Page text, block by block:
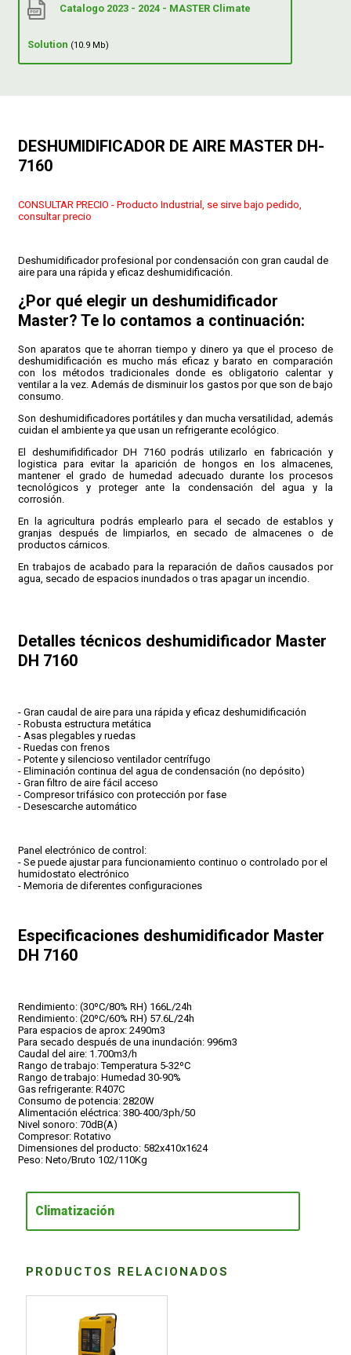
Catalogo 2023 - 2024 - MASTER Climate
Solution (10.9 Mb)
DESHUMIDIFICADOR DE AIRE MASTER DH-
7160
CONSULTAR PRECIO - Producto Industrial, se sirve bajo pedido,
consultar precio
Deshumidificador profesional por condensación con gran caudal de
aire para una rápida y eficaz deshumidificación.
¿Por qué elegir un deshumidificador
Master? Te lo contamos a continuación:
Son aparatos que te ahorran tiempo y dinero ya que el proceso de
deshumidificación es mucho más eficaz y barato en comparación
con los métodos tradicionales donde es obligatorio calentar y
ventilar a la vez. Además de disminuir los gastos por que son de bajo
consumo.
Son deshumidificadores portátiles y dan mucha versatilidad, además
cuidan el ambiente ya que usan un refrigerante ecológico.
El deshumifidificador DH 7160 podrás utilizarlo en fabricación y
logistica para evitar la aparición de hongos en los almacenes,
mantener el grado de humedad adecuado durante los procesos
tecnológicos y proteger ante la condensación del agua y la
corrosión.
En la agricultura podrás emplearlo para el secado de establos y
granjas después de limpiarlos, en secado de almacenes o de
productos cárnicos.
En trabajos de acabado para la reparación de daños causados por
agua, secado de espacios inundados o tras apagar un incendio.
Detalles técnicos deshumidificador Master
DH 7160
- Gran caudal de aire para una rápida y eficaz deshumidificación
- Robusta estructura metática
- Asas plegables y ruedas
- Ruedas con frenos
- Potente y silencioso ventilador centrífugo
- Eliminación continua del agua de condensación (no depósito)
- Gran filtro de aire fácil acceso
- Compresor trifásico con protección por fase
- Desescarche automático
Panel electrónico de control:
- Se puede ajustar para funcionamiento continuo o controlado por el
humidostato electrónico
- Memoria de diferentes configuraciones
Especificaciones deshumidificador Master
DH 7160
Rendimiento: (30ºC/80% RH) 166L/24h
Rendimiento: (20ºC/60% RH) 57.6L/24h
Para espacios de aprox: 2490m3
Para secado después de una inundación: 996m3
Caudal del aire: 1.700m3/h
Rango de trabajo: Temperatura 5-32ºC
Rango de trabajo: Humedad 30-90%
Gas refrigerante: R407C
Consumo de potencia: 2820W
Alimentación eléctrica: 380-400/3ph/50
Nivel sonoro: 70dB(A)
Compresor: Rotativo
Dimensiones del producto: 582x410x1624
Peso: Neto/Bruto 102/110Kg
Climatización
PRODUCTOS RELACIONADOS